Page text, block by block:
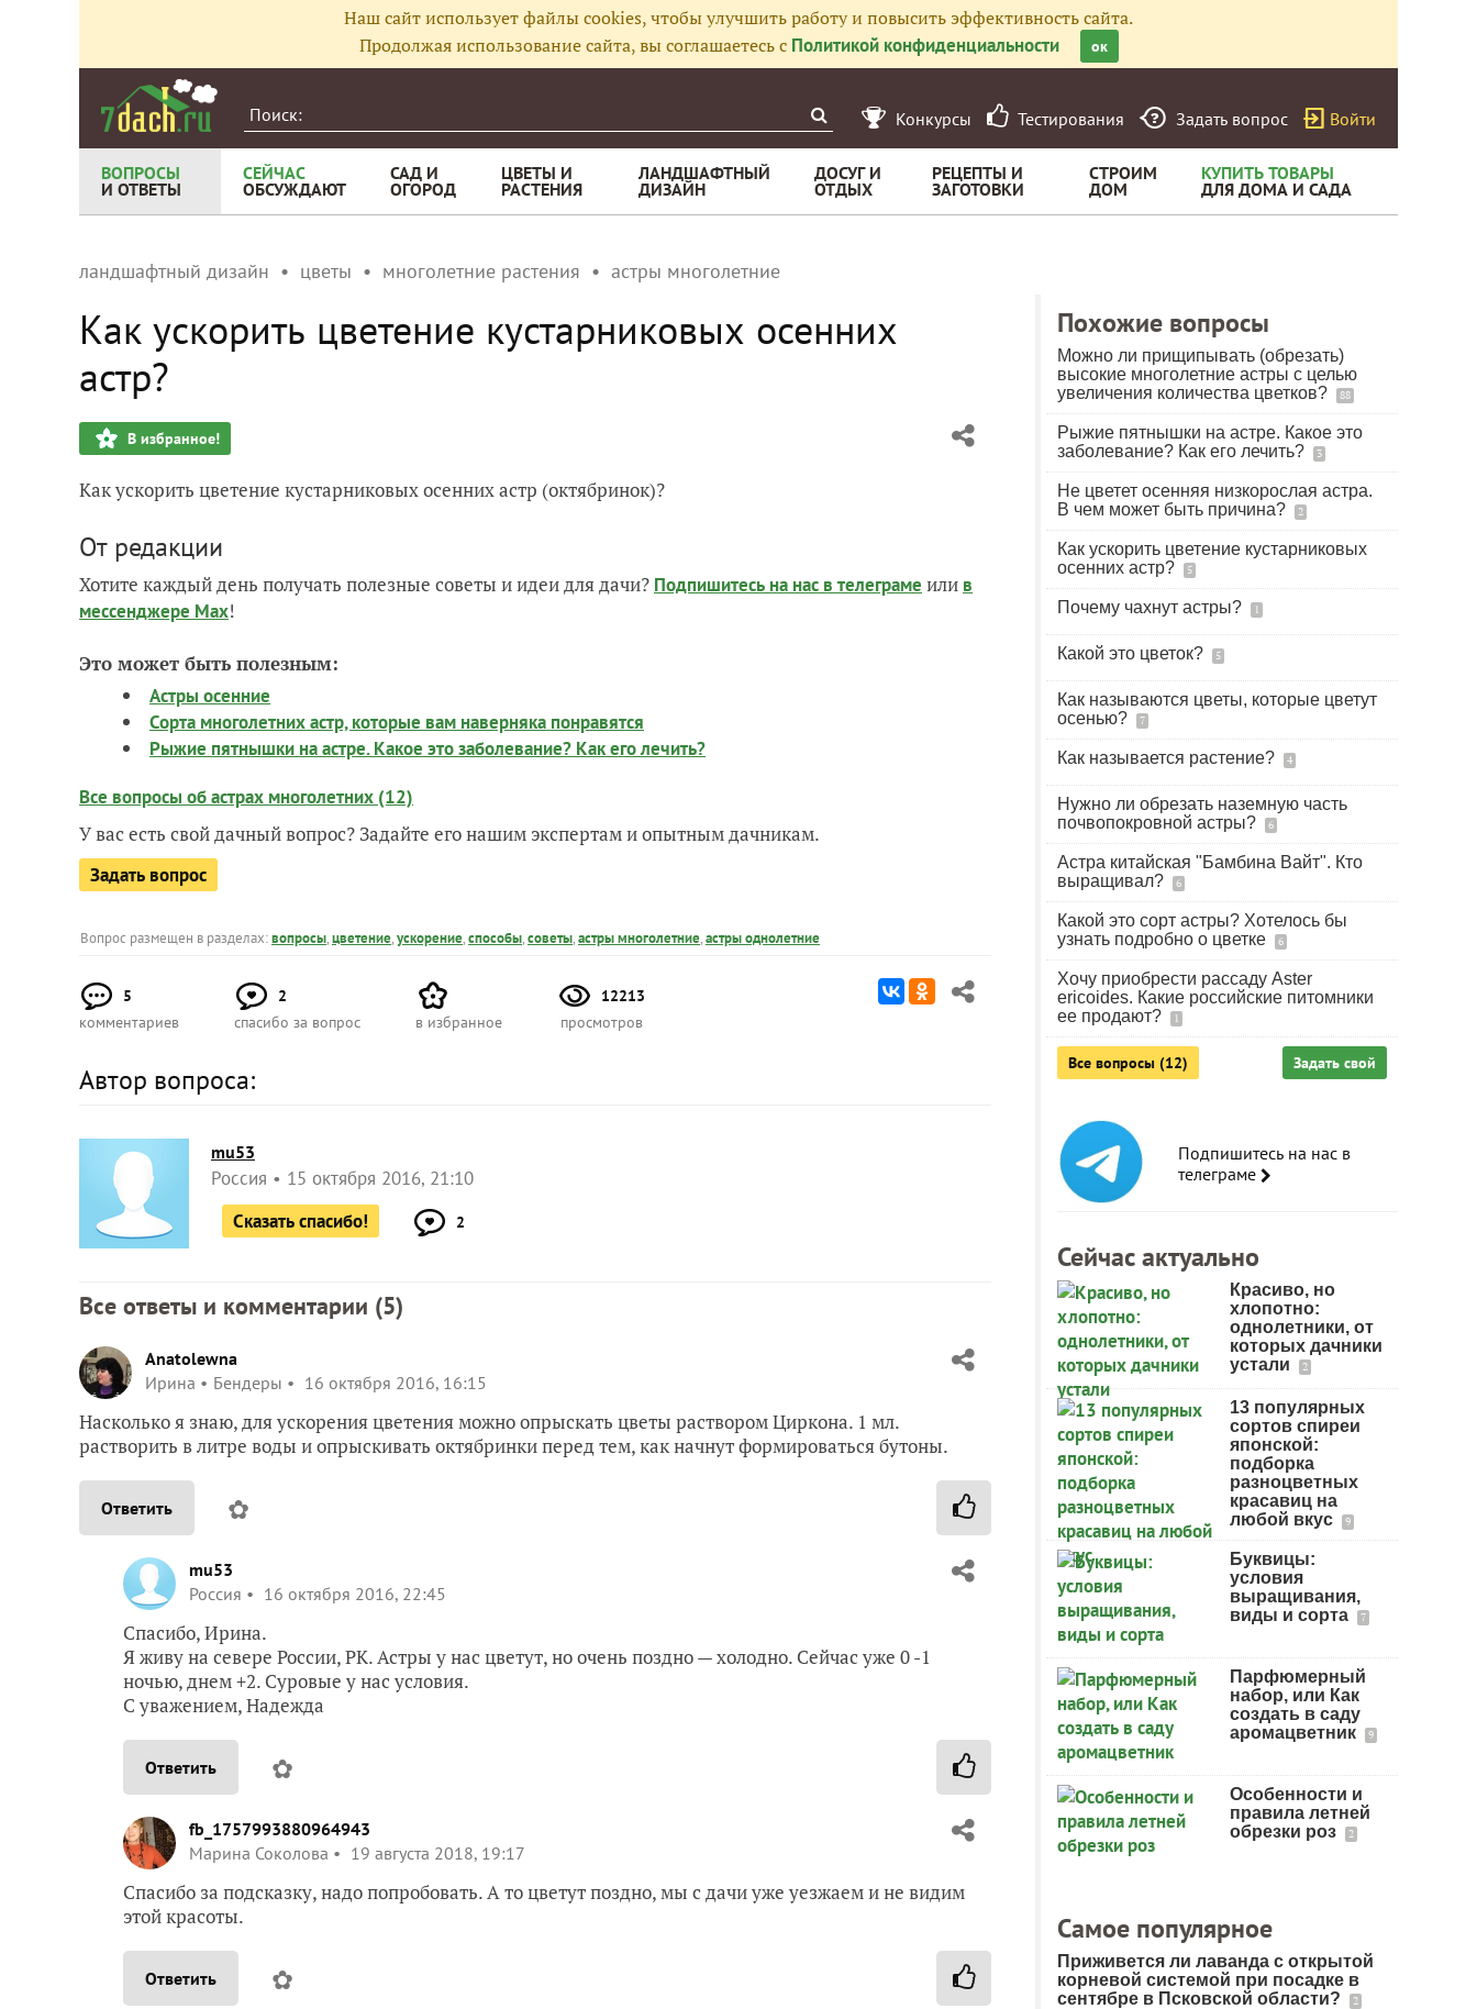
Наш сайт использует файлы cookies, чтобы улучшить работу и повысить эффективность сайта.
Продолжая использование сайта, вы соглашаетесь с Политикой конфиденциальности ок
Конкурсы Тестирования Задать вопрос Войти
ВОПРОСЫ
И ОТВЕТЫ
СЕЙЧАС
ОБСУЖДАЮТ
САД И
ОГОРОД
ЦВЕТЫ И
РАСТЕНИЯ
ЛАНДШАФТНЫЙ
ДИЗАЙН
ДОСУГ И
ОТДЫХ
РЕЦЕПТЫ И
ЗАГОТОВКИ
СТРОИМ
ДОМ
КУПИТЬ ТОВАРЫ
ДЛЯ ДОМА И САДА
ландшафтный дизайн цветы многолетние растения астры многолетние
Как ускорить цветение кустарниковых осенних
астр?
В избранное!
Как ускорить цветение кустарниковых осенних астр (октябринок)?
От редакции
Хотите каждый день получать полезные советы и идеи для дачи? Подпишитесь на нас в телеграме или в
мессенджере Max!
Это может быть полезным:
Астры осенние
Сорта многолетних астр, которые вам наверняка понравятся
Рыжие пятнышки на астре. Какое это заболевание? Как его лечить?
Все вопросы об астрах многолетних (12)
У вас есть свой дачный вопрос? Задайте его нашим экспертам и опытным дачникам.
Задать вопрос
Вопрос размещен в разделах:вопросы,цветение,ускорение,способы,советы,астры многолетние,астры однолетние
5
комментариев
2
спасибо за вопрос
в избранное
12213
просмотров
Автор вопроса:
mu53
Россия
15 октября 2016, 21:10
Сказать спасибо!
2
Все ответы и комментарии (5)
Anatolewna
Ирина
Бендеры 16 октября 2016, 16:15
Насколько я знаю, для ускорения цветения можно опрыскать цветы раствором Циркона. 1 мл.
растворить в литре воды и опрыскивать октябринки перед тем, как начнут формироваться бутоны.
Ответить ✿
mu53
Россия
16 октября 2016, 22:45
Спасибо, Ирина.
Я живу на севере России, РК. Астры у нас цветут, но очень поздно — холодно. Сейчас уже 0 -1
ночью, днем +2. Суровые у нас условия.
С уважением, Надежда
Ответить ✿
fb_1757993880964943
Марина Соколова
19 августа 2018, 19:17
Спасибо за подсказку, надо попробовать. А то цветут поздно, мы с дачи уже уезжаем и не видим
этой красоты.
Ответить ✿
Похожие вопросы
Можно ли прищипывать (обрезать)
высокие многолетние астры с целью
увеличения количества цветков?
88
Рыжие пятнышки на астре. Какое это
заболевание? Как его лечить?
3
Не цветет осенняя низкорослая астра.
В чем может быть причина?
2
Как ускорить цветение кустарниковых
осенних астр?
5
Почему чахнут астры? 1
Какой это цветок? 5
Как называются цветы, которые цветут
осенью?
7
Как называется растение? 4
Нужно ли обрезать наземную часть
почвопокровной астры?
6
Астра китайская "Бамбина Вайт". Кто
выращивал?
6
Какой это сорт астры? Хотелось бы
узнать подробно о цветке
6
Хочу приобрести рассаду Aster
ericoides. Какие российские питомники
ее продают?
1
Все вопросы (12) Задать свой
Подпишитесь на нас в
телеграме
Сейчас актуально
Красиво, но
хлопотно:
однолетники, от
которых дачники
устали
2
13 популярных
сортов спиреи
японской:
подборка
разноцветных
красавиц на
любой вкус
9
Буквицы:
условия
выращивания,
виды и сорта
7
Парфюмерный
набор, или Как
создать в саду
аромацветник
9
Особенности и
правила летней
обрезки роз
2
Самое популярное
Приживется ли лаванда с открытой
корневой системой при посадке в
сентябре в Псковской области?
2